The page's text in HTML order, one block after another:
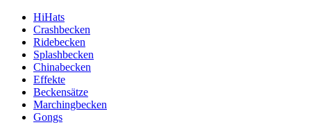
HiHats
Crashbecken
Ridebecken
Splashbecken
Chinabecken
Effekte
Beckensätze
Marchingbecken
Gongs